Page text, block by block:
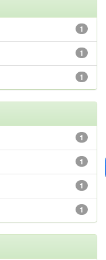
1
1
1
1
1
1
1